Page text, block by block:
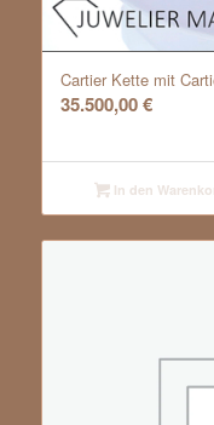
Cartier Kette mit
35.500,00€
In den